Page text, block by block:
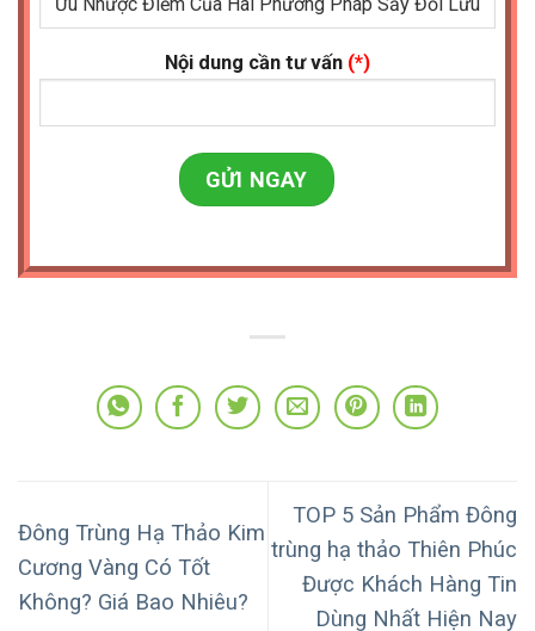
Nội dung cần tư vấn (*)
Đông Trùng Hạ Thảo Kim
Cương Vàng Có Tốt
Không? Giá Bao Nhiêu?
TOP 5 Sản Phẩm Đông
trùng hạ thảo Thiên Phúc
Được Khách Hàng Tin
Dùng Nhất Hiện Nay